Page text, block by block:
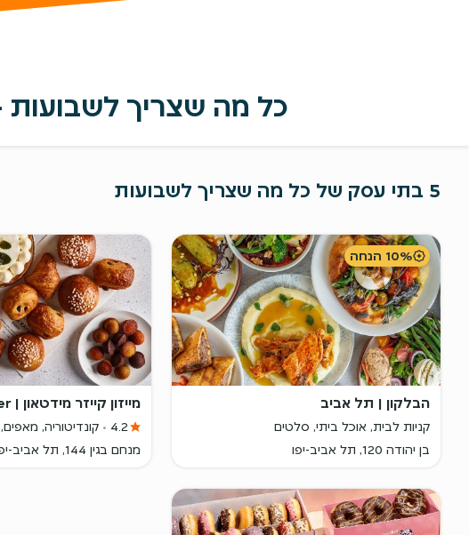
כל מה שצריך לשבועות
5 בתי עסק של כל מה שצריך לשבועות
10% הנחה
הבלקון | תל אביב
קניות לבית, אוכל ביתי, סלטים
בן יהודה 120, תל אביב-יפו
מייזון קייזר מידטאון | Maison Kayser
4.2
קונדיטוריה,
מנחם בגין 144, תל אביב-יפו